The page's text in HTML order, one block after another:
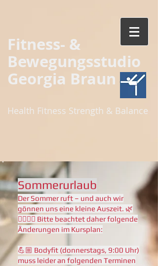
Fitness- &
Bewegungsstudio
Georgia Braun
Health Fitness Strength & Balance
Sommerurlaub
Der Sommer ruft – und auch wir
gönnen uns eine kleine Auszeit. 🌿
🧘🏼‍♀️✨ Bitte beachtet daher folgende
Änderungen im Kursplan:
💪🏼 Bodyfit (donnerstags, 9:00 Uhr)
muss leider an folgenden Terminen